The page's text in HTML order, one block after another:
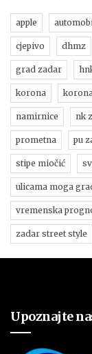
apple
cjepivo dhmz
grad zadar
korona
namirnice nk
prometna pu
stipe miočić
ulicama moga
vremenska
zadar street style
Upoznajte